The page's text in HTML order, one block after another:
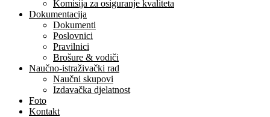
Komisija za osiguranje kvaliteta
Dokumentacija
Dokumenti
Poslovnici
Pravilnici
Brošure & vodiči
Naučno-istraživački rad
Naučni skupovi
Izdavačka djelatnost
Foto
Kontakt